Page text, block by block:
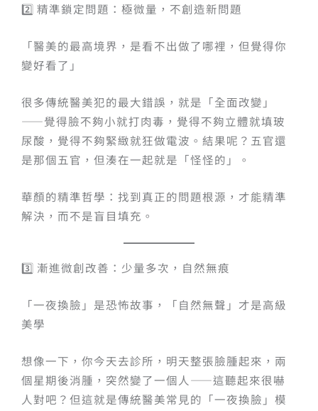
2️⃣ 精準鎖定問題：極微量，不創造新問題
「醫美的最高境界，是看不出做了哪裡，但覺得你
變好看了」
很多傳統醫美犯的最大錯誤，就是「全面改變」
——覺得臉不夠小就打肉毒，覺得不夠立體就填玻
尿酸，覺得不夠緊緻就狂做電波。結果呢？五官還
是那個五官，但湊在一起就是「怪怪的」。
華顏的精準哲學：找到真正的問題根源，才能精準
解決，而不是盲目填充。
3️⃣ 漸進微創改善：少量多次，自然無痕
「一夜換臉」是恐怖故事，「自然無聲」才是高級
美學
想像一下，你今天去診所，明天整張臉腫起來，兩
個星期後消腫，突然變了一個人——這聽起來很嚇
人對吧？但這就是傳統醫美常見的「一夜換臉」模